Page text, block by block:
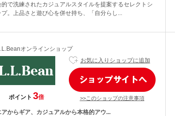
的で洗練されたカジュアルスタイルを提案するセレクトシ
プ。上品さと遊び心を併せ持ち、「自分らし...
オンラインショップ
ポイント 3倍
お気に入りショップに追加
>>このショップの注意事項
アからギア、カジュアルから本格的アウ...